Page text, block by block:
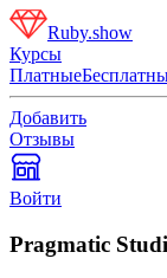
Ruby.show
Курсы
Платные
Добавить
Отзывы
Войти
Pragmatic